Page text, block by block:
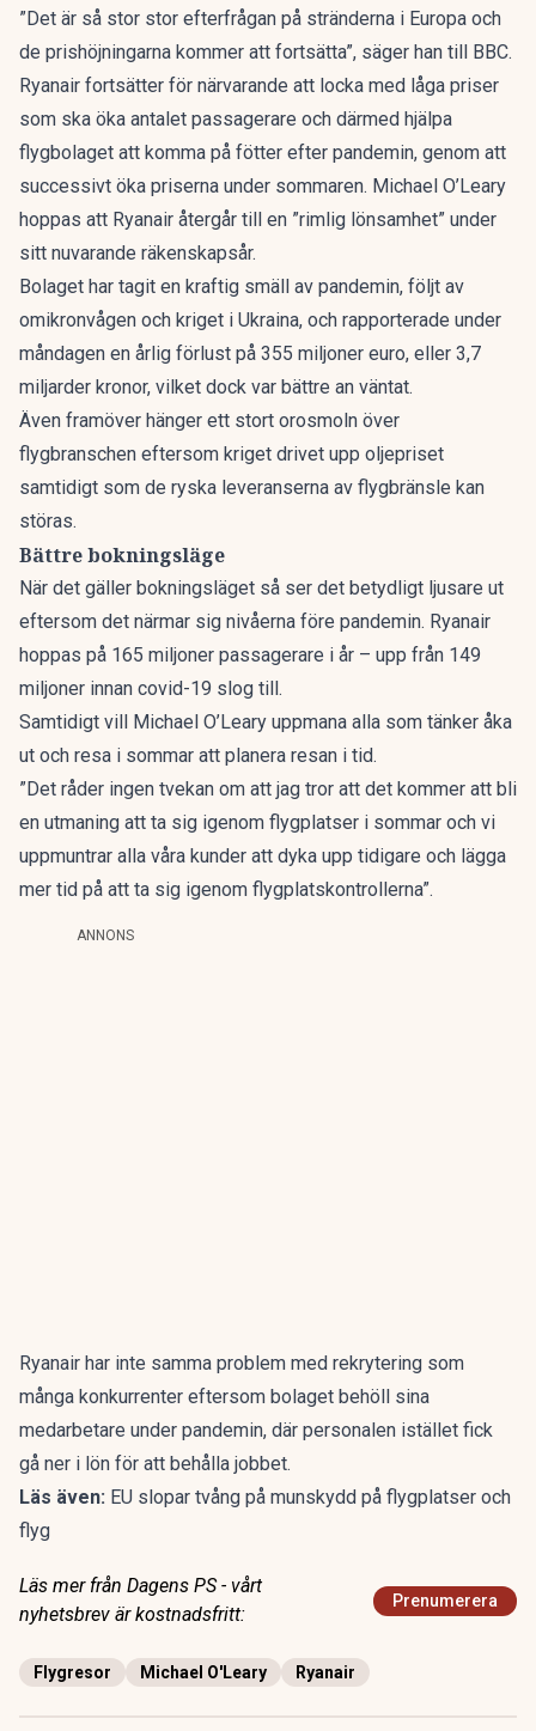
”Det är så stor stor efterfrågan på stränderna i Europa och
de prishöjningarna kommer att fortsätta”, säger han till BBC.
Ryanair fortsätter för närvarande att locka med låga priser
som ska öka antalet passagerare och därmed hjälpa
flygbolaget att komma på fötter efter pandemin, genom att
successivt öka priserna under sommaren. Michael O’Leary
hoppas att Ryanair återgår till en ”rimlig lönsamhet” under
sitt nuvarande räkenskapsår.
Bolaget har tagit en kraftig smäll av pandemin, följt av
omikronvågen och kriget i Ukraina, och rapporterade under
måndagen en årlig förlust på 355 miljoner euro, eller 3,7
miljarder kronor, vilket dock var bättre an väntat.
Även framöver hänger ett stort orosmoln över
flygbranschen eftersom kriget drivet upp oljepriset
samtidigt som de ryska leveranserna av flygbränsle kan
störas.
Bättre bokningsläge
När det gäller bokningsläget så ser det betydligt ljusare ut
eftersom det närmar sig nivåerna före pandemin. Ryanair
hoppas på 165 miljoner passagerare i år – upp från 149
miljoner innan covid-19 slog till.
Samtidigt vill Michael O’Leary uppmana alla som tänker åka
ut och resa i sommar att planera resan i tid.
”Det råder ingen tvekan om att jag tror att det kommer att bli
en utmaning att ta sig igenom flygplatser i sommar och vi
uppmuntrar alla våra kunder att dyka upp tidigare och lägga
mer tid på att ta sig igenom flygplatskontrollerna”.
ANNONS
Ryanair har inte samma problem med rekrytering som
många konkurrenter eftersom bolaget behöll sina
medarbetare under pandemin, där personalen istället fick
gå ner i lön för att behålla jobbet.
Läs även: EU slopar tvång på munskydd på flygplatser och
flyg
Läs mer från Dagens PS - vårt
nyhetsbrev är kostnadsfritt:
Prenumerera
Flygresor Michael O'Leary Ryanair